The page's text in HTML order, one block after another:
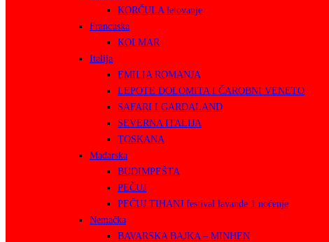
KORČULA letovanje
Francuska
KOLMAR
Italija
EMILIA ROMANJA
LEPOTE DOLOMITA I ČAROBNI VENETO
SAFARI I GARDALAND
SEVERNA ITALIJA
TOSKANA
Mađarska
BUDIMPEŠTA
PEČUJ
PEČUJ TIHANJ festival lavande 1 noćenje
Nemačka
BAVARSKA BAJKA – MINHEN